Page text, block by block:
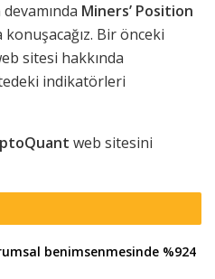
Miners’ Position
Bir önceki
sitesi hakkında
indikatörleri
web sitesini
benimsenmesinde %924